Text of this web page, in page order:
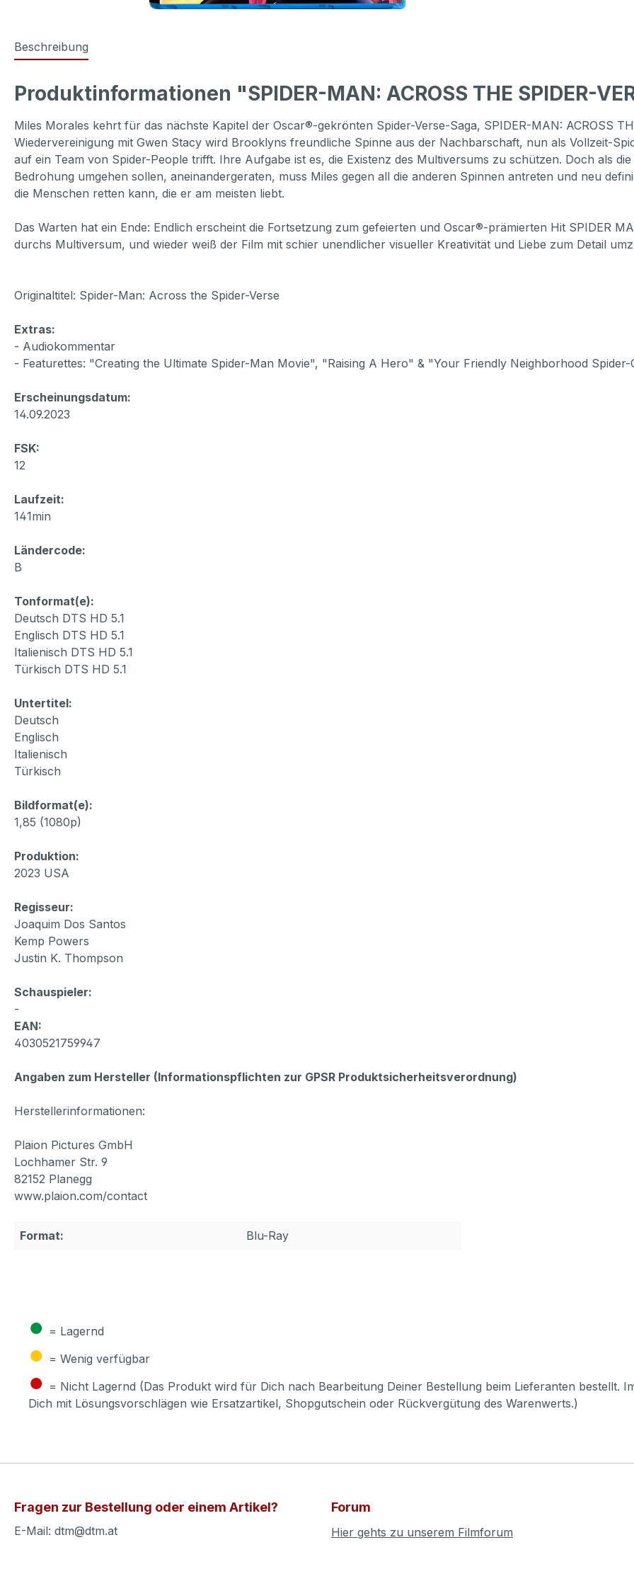
Beschreibung
Produktinformationen "SPIDER-MAN: ACROSS THE SPIDER-
Miles Morales kehrt für das nächste Kapitel der Oscar®-gekrönten Spider-Verse-Saga, SPIDER-MAN: ACROSS
Wiedervereinigung mit Gwen Stacy wird Brooklyns freundliche Spinne aus der Nachbarschaft, nun als Vollzeit-
auf ein Team von Spider-People trifft. Ihre Aufgabe ist es, die Existenz des Multiversums zu schützen. Doch als
Bedrohung umgehen sollen, aneinandergeraten, muss Miles gegen all die anderen Spinnen antreten und neu
die Menschen retten kann, die er am meisten liebt.
Das Warten hat ein Ende: Endlich erscheint die Fortsetzung zum gefeierten und Oscar®-prämierten Hit SPIDER
durchs Multiversum, und wieder weiß der Film mit schier unendlicher visueller Kreativität und Liebe zum Detail
Originaltitel: Spider-Man: Across the Spider-Verse
Extras:
- Audiokommentar
- Featurettes: "Creating the Ultimate Spider-Man Movie", "Raising A Hero" & "Your Friendly Neighborhood Spider-
Erscheinungsdatum:
14.09.2023
FSK:
12
Laufzeit:
141min
Ländercode:
B
Tonformat(e):
Deutsch DTS HD 5.1
Englisch DTS HD 5.1
Italienisch DTS HD 5.1
Türkisch DTS HD 5.1
Untertitel:
Deutsch
Englisch
Italienisch
Türkisch
Bildformat(e):
1,85 (1080p)
Produktion:
2023 USA
Regisseur:
Joaquim Dos Santos
Kemp Powers
Justin K. Thompson
Schauspieler:
-
EAN:
4030521759947
Angaben zum Hersteller (Informationspflichten zur GPSR Produktsicherheitsverordnung)
Herstellerinformationen:
Plaion Pictures GmbH
Lochhamer Str. 9
82152 Planegg
www.plaion.com/contact
Format: Blu-Ray
● = Lagernd
● = Wenig verfügbar
● = Nicht Lagernd (Das Produkt wird für Dich nach Bearbeitung Deiner Bestellung beim Lieferanten bestellt.
Dich mit Lösungsvorschlägen wie Ersatzartikel, Shopgutschein oder Rückvergütung des Warenwerts.)
Fragen zur Bestellung oder einem Artikel?
E-Mail: dtm@dtm.at
Forum
Hier gehts zu unserem Filmforum